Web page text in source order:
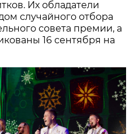
Их обладатели
случайного отбора
совета премии, а
16 сентября на